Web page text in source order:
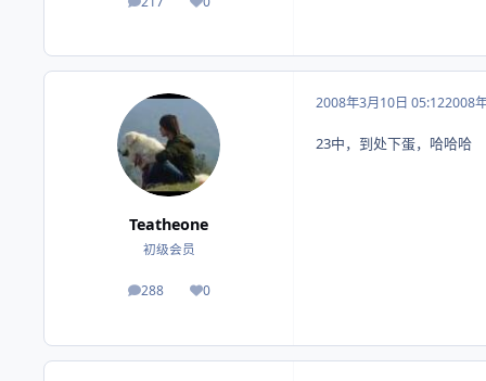
帖子 荣誉积分
Teatheone
初级会员
288
帖子 0
荣誉积分
2008年3月10日 05:122008
23中，到处下蛋，哈哈哈